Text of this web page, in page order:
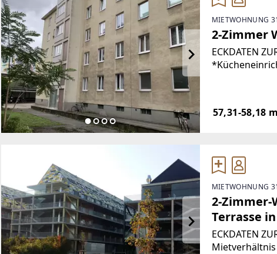
MIETWOHNUNG
2-Zimmer
ECKDATEN ZUR
57,31-58,18
MIETWOHNUNG
2-Zimmer-
Terrasse
ECKDATEN ZUR
Mietverhältnis * Kategorie A * Kücheneinrichtung: *